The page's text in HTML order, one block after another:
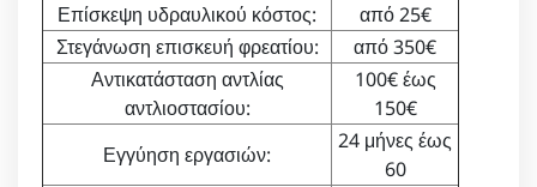
Επίσκεψη υδραυλικού κόστος:
από 25€
Στεγάνωση επισκευή φρεατίου:
από 350€
Αντικατάσταση αντλίας
αντλιοστασίου:
100€ έως
150€
Εγγύηση εργασιών:
24 μήνες έως
60